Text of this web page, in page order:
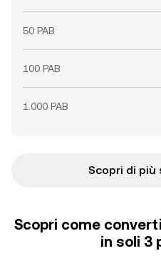
50 PAB
100 PAB
1.000 PAB
Scopri di più
Scopri come
in soli 3